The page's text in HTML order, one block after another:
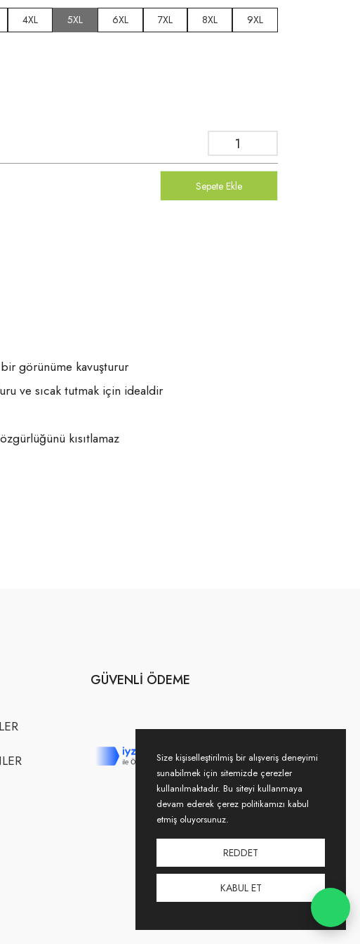
4XL 5XL 6XL 7XL 8XL 9XL
Sepete Ekle
görünüme kavuşturur
ve sıcak tutmak için idealdir
kısıtlamaz
GÜVENLI ÖDEME
Size kişiselleştirilmiş bir alışveriş deneyimi
sunabilmek için sitemizde çerezler
kullanılmaktadır. Bu siteyi kullanmaya
devam ederek çerez politikamızı kabul
etmiş oluyorsunuz.
REDDET
KABUL ET